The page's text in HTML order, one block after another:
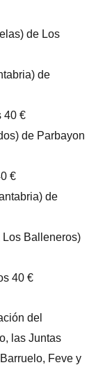
de Los
de
40 €
de Parbayon
€
de
Los Balleneros)
40 €
del
las Juntas
Feve y